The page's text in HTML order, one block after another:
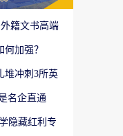
籍文书高端
加强？
堆冲刺3所英
名企直通
隐藏红利专